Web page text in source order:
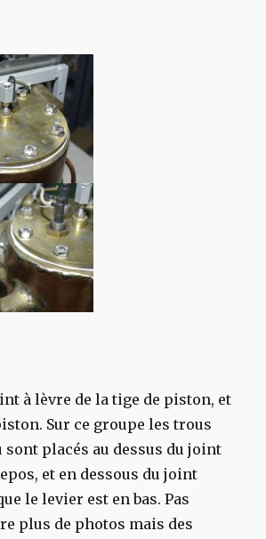
à lèvre de la tige de piston, et
Sur ce groupe les trous
sont placés au dessus du joint
et en dessous du joint
le levier est en bas. Pas
plus de photos mais des